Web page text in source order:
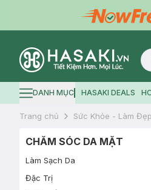
Logo
Hamburger icon
DANH MỤC HASAKI DEALS
Trang chủ Sức Khỏe - Làm Đẹp
CHĂM SÓC DA MẶT
Làm Sạch Da
Đặc Trị